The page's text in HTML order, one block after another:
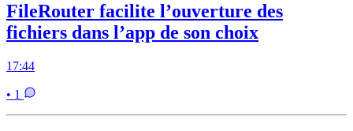
FileRouter facilite l’ouverture des
fichiers dans l’app de son choix
17:44
• 1